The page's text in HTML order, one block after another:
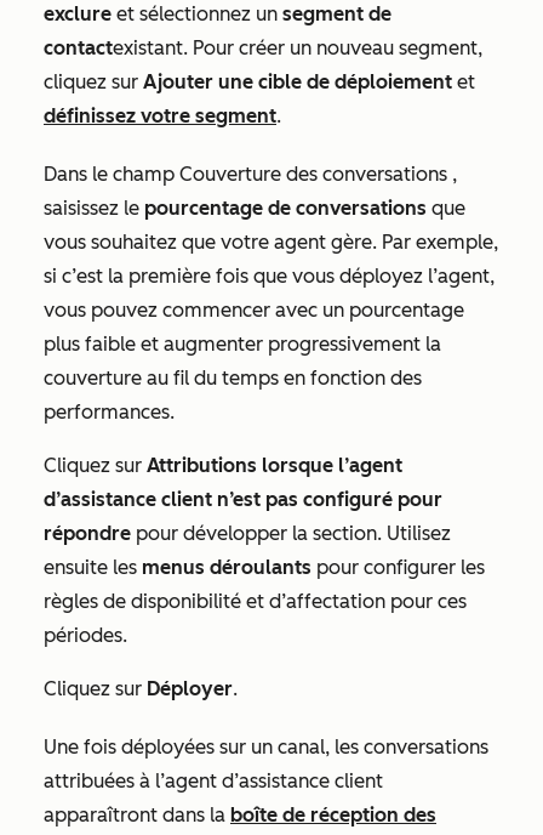
exclure et sélectionnez un segment de
contactexistant. Pour créer un nouveau segment,
cliquez sur Ajouter une cible de déploiement et
définissez votre segment.
Dans le champ Couverture des conversations ,
saisissez le pourcentage de conversations que
vous souhaitez que votre agent gère. Par exemple,
si c’est la première fois que vous déployez l’agent,
vous pouvez commencer avec un pourcentage
plus faible et augmenter progressivement la
couverture au fil du temps en fonction des
performances.
Cliquez sur Attributions lorsque l’agent
d’assistance client n’est pas configuré pour
répondre pour développer la section. Utilisez
ensuite les menus déroulants pour configurer les
règles de disponibilité et d’affectation pour ces
périodes.
Cliquez sur Déployer.
Une fois déployées sur un canal, les conversations
attribuées à l’agent d’assistance client
apparaîtront dans la boîte de réception des